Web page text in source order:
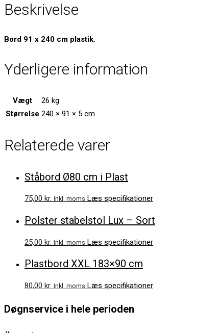
Beskrivelse
Bord 91 x 240 cm plastik.
Yderligere information
Vægt
26 kg
Størrelse 240 × 91 × 5 cm
Relaterede varer
Ståbord Ø80 cm i Plast
75,00 kr. Inkl. moms Læs specifikationer
Polster stabelstol Lux – Sort
25,00 kr. Inkl. moms Læs specifikationer
Plastbord XXL 183×90 cm
80,00 kr. Inkl. moms Læs specifikationer
Døgnservice i hele perioden